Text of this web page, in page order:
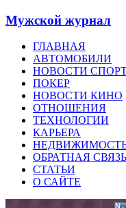
Мужской журнал
ГЛАВНАЯ
АВТОМОБИЛИ
НОВОСТИ
ПОКЕР
НОВОСТИ КИНО
ОТНОШЕНИЯ
ТЕХНОЛОГИИ
КАРЬЕРА
ОБРАТНАЯ СВЯЗЬ
СТАТЬИ
О САЙТЕ